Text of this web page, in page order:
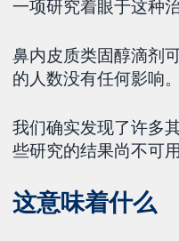
一项研究着眼于这种治
鼻内皮质类固醇滴剂
的人数没有任何影响。
我们确实发现了许多
些研究的结果尚不可
这意味着什么